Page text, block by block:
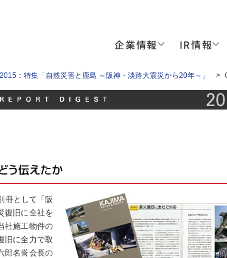
企業情報 IR情報
：特集「自然災害と鹿島 ～阪神・淡路大震災から20年～」 >
冊として「阪
復旧に全社を
社施工物件の
旧に全力で取
郎名誉会長の